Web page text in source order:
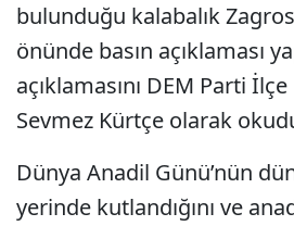
bulunduğu kalabalık
önünde basın açıklaması
açıklamasını DEM Parti
Sevmez Kürtçe olarak
Dünya Anadil Günü’nün
yerinde kutlandığını ve